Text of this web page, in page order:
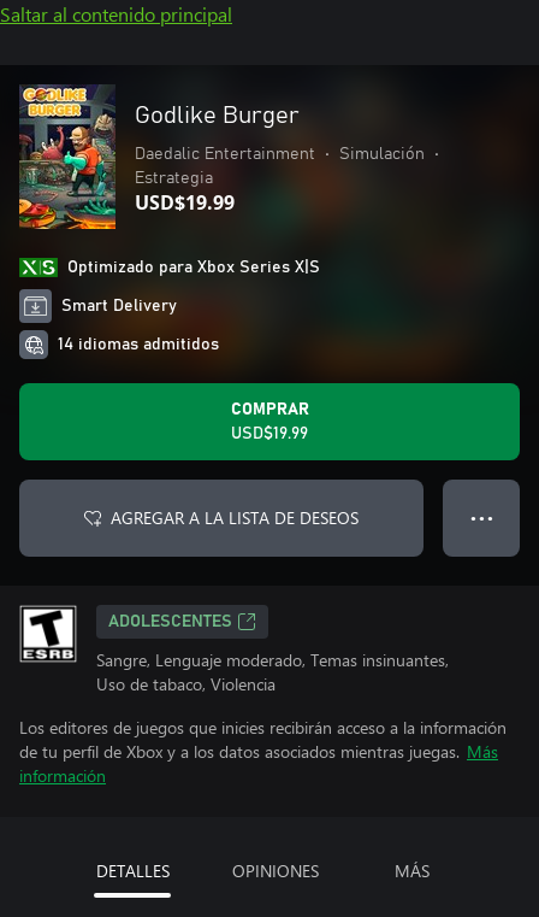
Saltar al contenido principal
Godlike Burger
Daedalic Entertainment • Simulación
•
Estrategia
USD$19.99
Optimizado para Xbox Series X|S
Smart Delivery
14 idiomas admitidos
COMPRAR
USD$19.99
AGREGAR A LA LISTA DE DESEOS ● ● ●
ADOLESCENTES
Sangre, Lenguaje moderado, Temas insinuantes,
Uso de tabaco, Violencia
Los editores de juegos que inicies recibirán acceso a la información
de tu perfil de Xbox y a los datos asociados mientras juegas. Más
información
DETALLES OPINIONES MÁS